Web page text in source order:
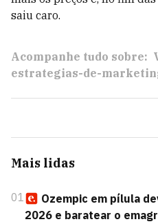
saiu caro.
Acompanhe tudo sobre:
estrategias-de-
Mais lidas
01
Ozempic em pílula
2026 e baratear o